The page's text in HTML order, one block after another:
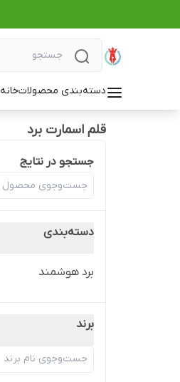
دسته‌بندی محصولاتخانه
قلم اسمارت برد
جستجو در نتایج
دسته‌بندی
برد هوشمند
برند